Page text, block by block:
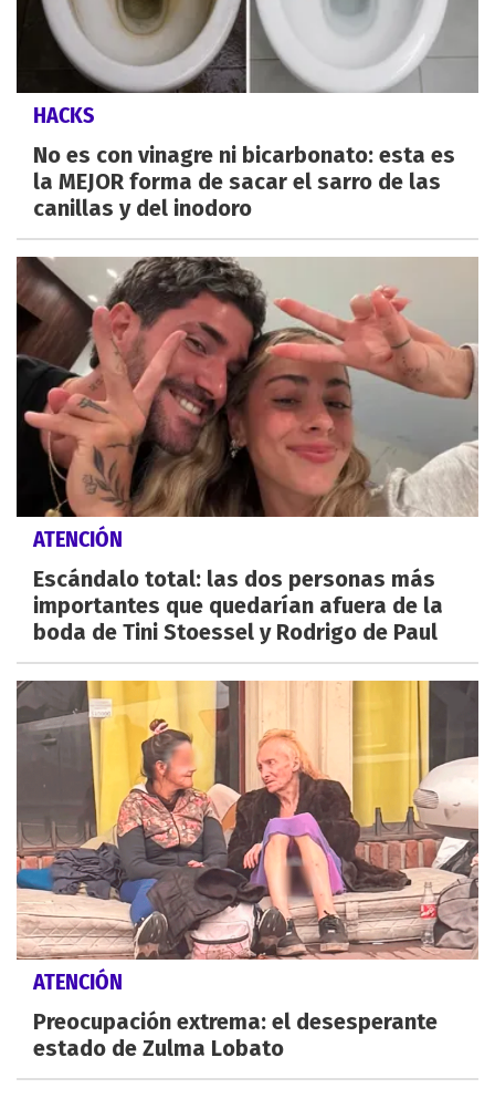
HACKS
No es con vinagre ni bicarbonato: esta es
la MEJOR forma de sacar el sarro de las
canillas y del inodoro
ATENCIÓN
Escándalo total: las dos personas más
importantes que quedarían afuera de la
boda de Tini Stoessel y Rodrigo de Paul
ATENCIÓN
Preocupación extrema: el desesperante
estado de Zulma Lobato